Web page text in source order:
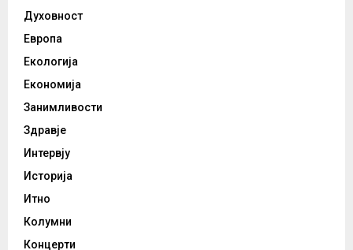
Духовност
Европа
Екологија
Економија
Занимливости
Здравје
Интервју
Историја
Итно
Колумни
Концерти